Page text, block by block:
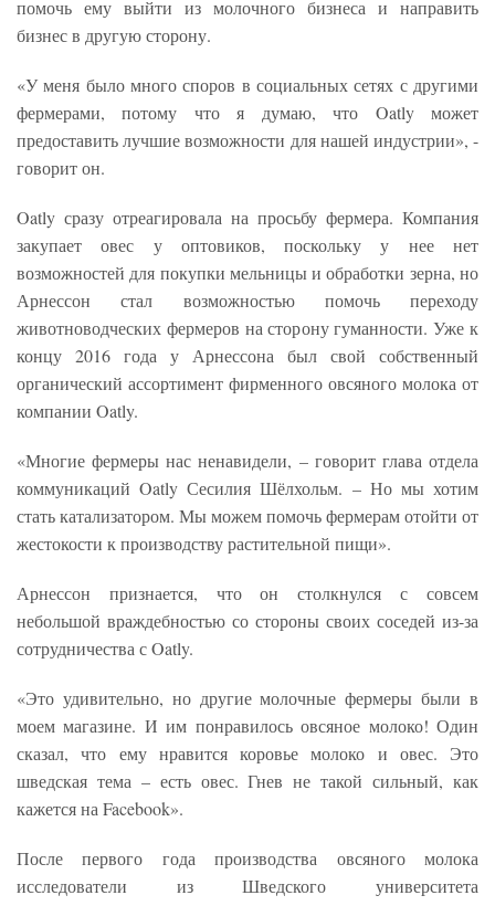
помочь ему выйти из молочного бизнеса и направить
бизнес в другую сторону.
«У меня было много споров в социальных сетях с другими
фермерами, потому что я думаю, что Oatly может
предоставить лучшие возможности для нашей индустрии», -
говорит он.
Oatly сразу отреагировала на просьбу фермера. Компания
закупает овес у оптовиков, поскольку у нее нет
возможностей для покупки мельницы и обработки зерна, но
Арнессон стал возможностью помочь переходу
животноводческих фермеров на сторону гуманности. Уже к
концу 2016 года у Арнессона был свой собственный
органический ассортимент фирменного овсяного молока от
компании Oatly.
«Многие фермеры нас ненавидели, – говорит глава отдела
коммуникаций Oatly Сесилия Шёлхольм. – Но мы хотим
стать катализатором. Мы можем помочь фермерам отойти от
жестокости к производству растительной пищи».
Арнессон признается, что он столкнулся с совсем
небольшой враждебностью со стороны своих соседей из-за
сотрудничества с Oatly.
«Это удивительно, но другие молочные фермеры были в
моем магазине. И им понравилось овсяное молоко! Один
сказал, что ему нравится коровье молоко и овес. Это
шведская тема – есть овес. Гнев не такой сильный, как
кажется на Facebook».
После первого года производства овсяного молока
исследователи из Шведского университета